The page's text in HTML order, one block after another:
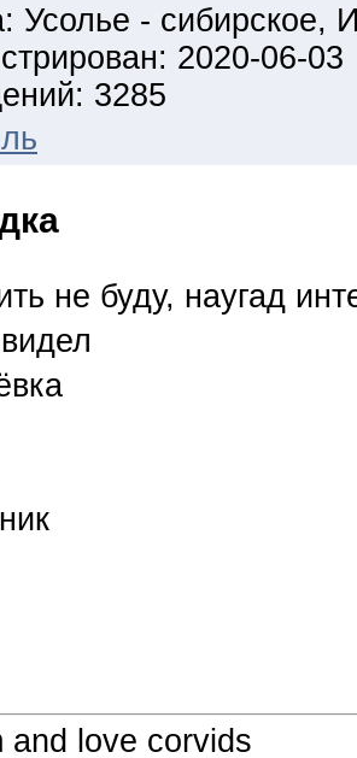
Усолье - сибирское,
2020-06-03
3285
не буду, наугад
and love corvids